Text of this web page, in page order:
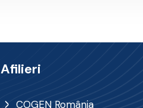
Afilieri
COGEN România